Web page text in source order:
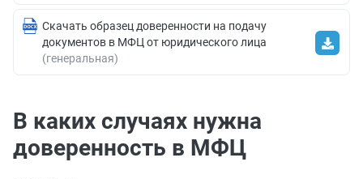
Скачать образец доверенности на подачу
документов в МФЦ от юридического лица
(генеральная)
В каких случаях нужна
доверенность в МФЦ